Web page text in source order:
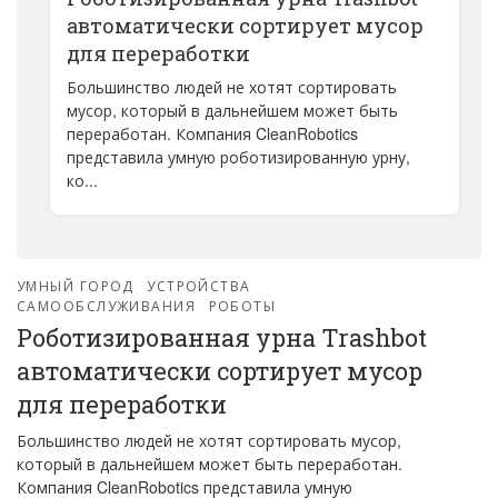
автоматически сортирует мусор
для переработки
Большинство людей не хотят сортировать
мусор, который в дальнейшем может быть
переработан. Компания CleanRobotics
представила умную роботизированную урну,
ко...
УМНЫЙ ГОРОД
УСТРОЙСТВА
САМООБСЛУЖИВАНИЯ
РОБОТЫ
Роботизированная урна Trashbot
автоматически сортирует мусор
для переработки
Большинство людей не хотят сортировать мусор,
который в дальнейшем может быть переработан.
Компания CleanRobotics представила умную